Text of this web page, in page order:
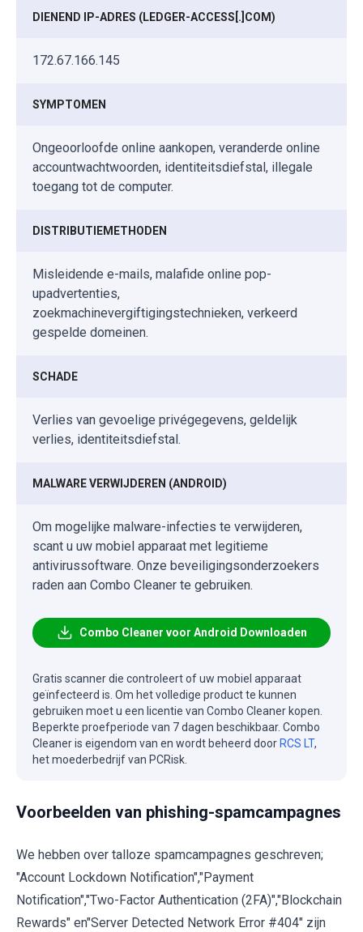
DIENEND IP-ADRES (LEDGER-ACCESS[.]COM)
172.67.166.145
SYMPTOMEN
Ongeoorloofde online aankopen, veranderde online
accountwachtwoorden, identiteitsdiefstal, illegale
toegang tot de computer.
DISTRIBUTIEMETHODEN
Misleidende e-mails, malafide online pop-
upadvertenties,
zoekmachinevergiftigingstechnieken, verkeerd
gespelde domeinen.
SCHADE
Verlies van gevoelige privégegevens, geldelijk
verlies, identiteitsdiefstal.
MALWARE VERWIJDEREN (ANDROID)
Om mogelijke malware-infecties te verwijderen,
scant u uw mobiel apparaat met legitieme
antivirussoftware. Onze beveiligingsonderzoekers
raden aan Combo Cleaner te gebruiken.
Combo Cleaner voor Android Downloaden
Gratis scanner die controleert of uw mobiel apparaat
geïnfecteerd is. Om het volledige product te kunnen
gebruiken moet u een licentie van Combo Cleaner kopen.
Beperkte proefperiode van 7 dagen beschikbaar. Combo
Cleaner is eigendom van en wordt beheerd door RCS LT,
het moederbedrijf van PCRisk.
Voorbeelden van phishing-spamcampagnes
We hebben over talloze spamcampagnes geschreven;
"Account Lockdown Notification","Payment
Notification","Two-Factor Authentication (2FA)","Blockchain
Rewards" en"Server Detected Network Error #404" zijn